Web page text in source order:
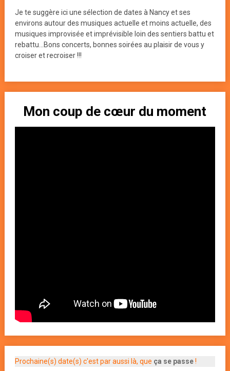
Je te suggère ici une sélection de dates à Nancy et ses
environs autour des musiques actuelle et moins actuelle, des
musiques improvisée et imprévisible loin des sentiers battu et
rebattu...Bons concerts, bonnes soirées au plaisir de vous y
croiser et recroiser !!!
Mon coup de cœur du moment
Prochaine(s) date(s) c'est par aussi là, que ça se passe!